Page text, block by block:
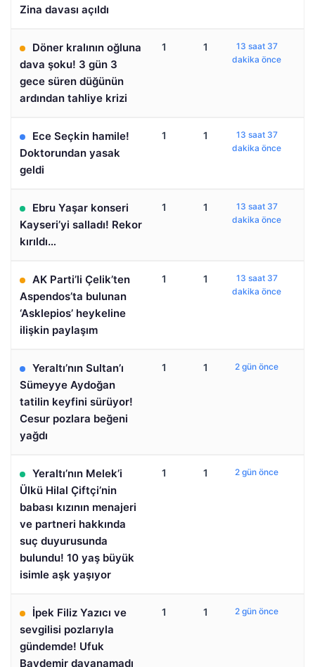
Zina davası açıldı
Döner kralının oğluna
dava şoku! 3 gün 3
gece süren düğünün
ardından tahliye krizi
1 1
13 saat 37
dakika önce
Ece Seçkin hamile!
Doktorundan yasak
geldi
1 1
13 saat 37
dakika önce
Ebru Yaşar konseri
Kayseri’yi salladı! Rekor
kırıldı…
1 1
13 saat 37
dakika önce
AK Parti’li Çelik’ten
Aspendos’ta bulunan
‘Asklepios’ heykeline
ilişkin paylaşım
1 1
13 saat 37
dakika önce
Yeraltı’nın Sultan’ı
Sümeyye Aydoğan
tatilin keyfini sürüyor!
Cesur pozlara beğeni
yağdı
1 1 2 gün önce
Yeraltı’nın Melek’i
Ülkü Hilal Çiftçi’nin
babası kızının menajeri
ve partneri hakkında
suç duyurusunda
bulundu! 10 yaş büyük
isimle aşk yaşıyor
1 1 2 gün önce
İpek Filiz Yazıcı ve
sevgilisi pozlarıyla
gündemde! Ufuk
Baydemir dayanamadı
1 1 2 gün önce